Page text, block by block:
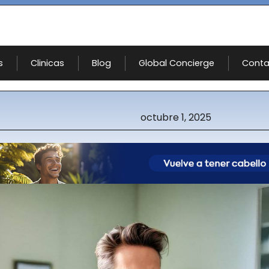
Clinicas Blog Global Concierge
octubre 1, 2025